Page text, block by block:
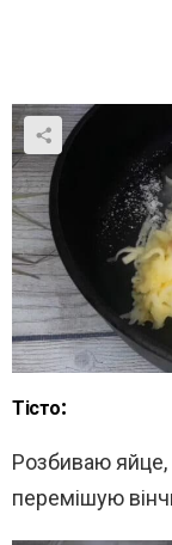
Тісто:
Розбиваю
перемішую